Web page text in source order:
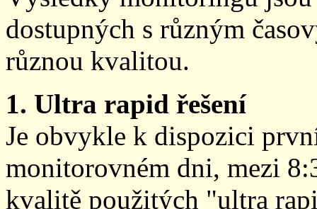
dostupných s různým
různou kvalitou.
1. Ultra rapid řešení
Je obvykle k dispozici
monitorovném dni, mezi
kvalitě použitých "ultra